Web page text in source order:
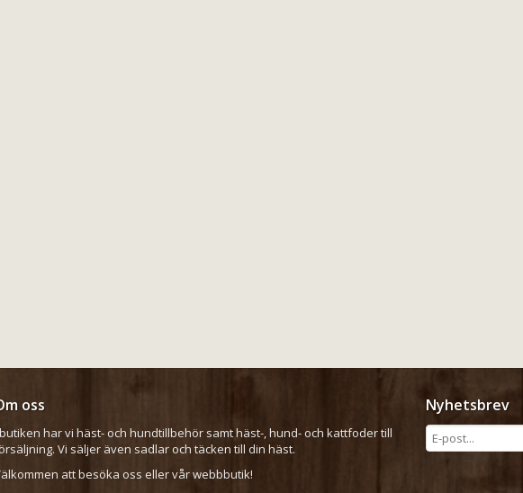
Nyhetsbrev
oss
har vi häst- och hundtillbehör samt häst-, hund- och kattfoder till
Vi säljer även sadlar och täcken till din häst.
att besöka oss eller vår webbbutik!